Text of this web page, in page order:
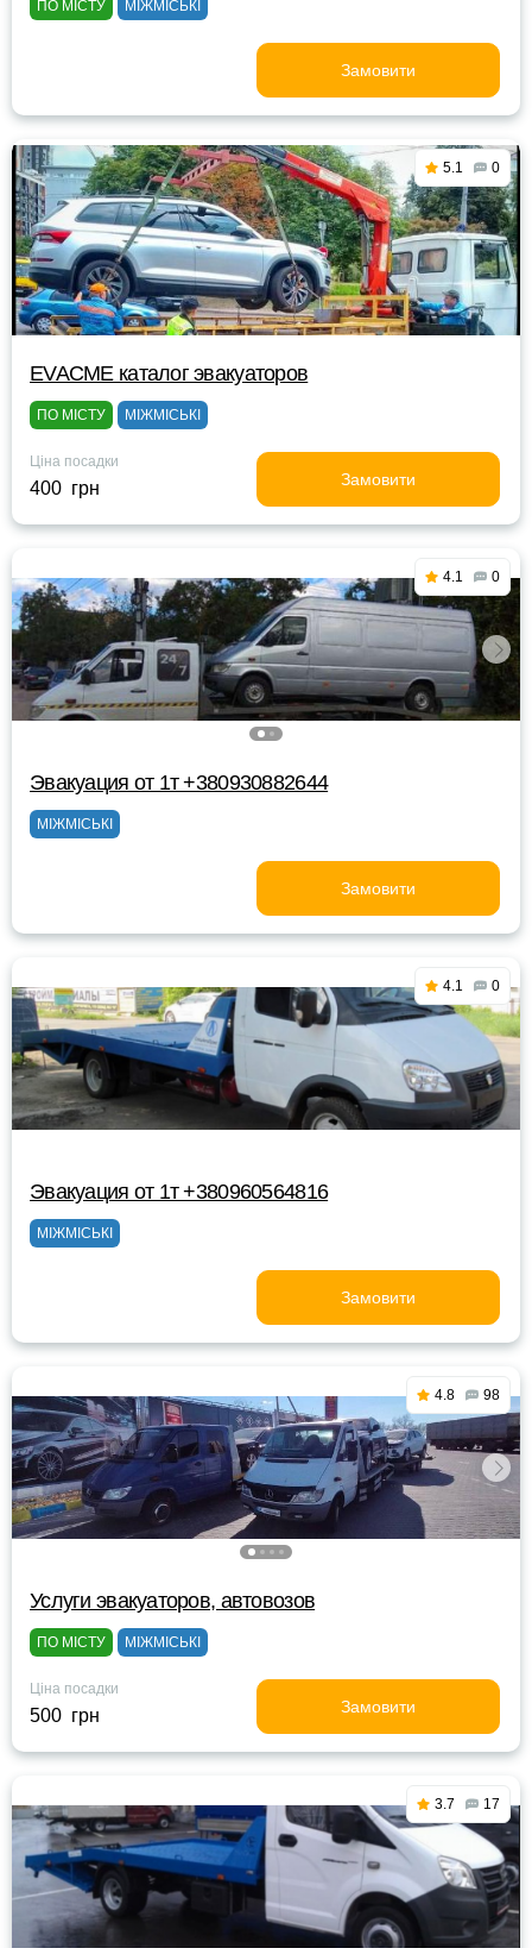
ПО МІСТУ МІЖМІСЬКІ
Замовити
5.1 0
EVACME каталог эвакуаторов
ПО МІСТУ МІЖМІСЬКІ
Ціна посадки
400 грн Замовити
4.1 0
Эвакуация от 1т +380930882644
МІЖМІСЬКІ
Замовити
4.1 0
Эвакуация от 1т +380960564816
МІЖМІСЬКІ
Замовити
4.8 98
Услуги эвакуаторов, автовозов
ПО МІСТУ МІЖМІСЬКІ
Ціна посадки
500 грн Замовити
3.7 17